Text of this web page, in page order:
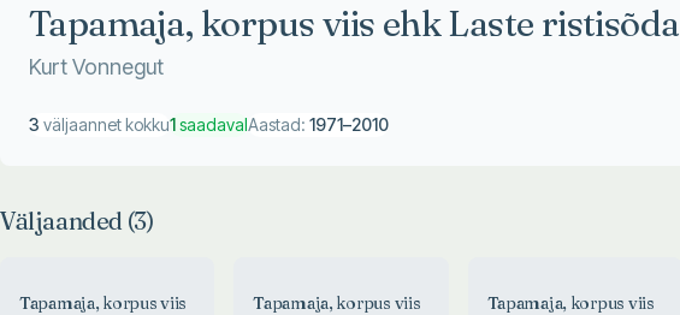
Tapamaja, korpus viis ehk Laste ristisõda
Kurt Vonnegut
3 väljaannet kokku1saadavalAastad: 1971–2010
Väljaanded (3)
Tapamaja, korpus viis
Tapamaja, korpus viis
Tapamaja, korpus viis